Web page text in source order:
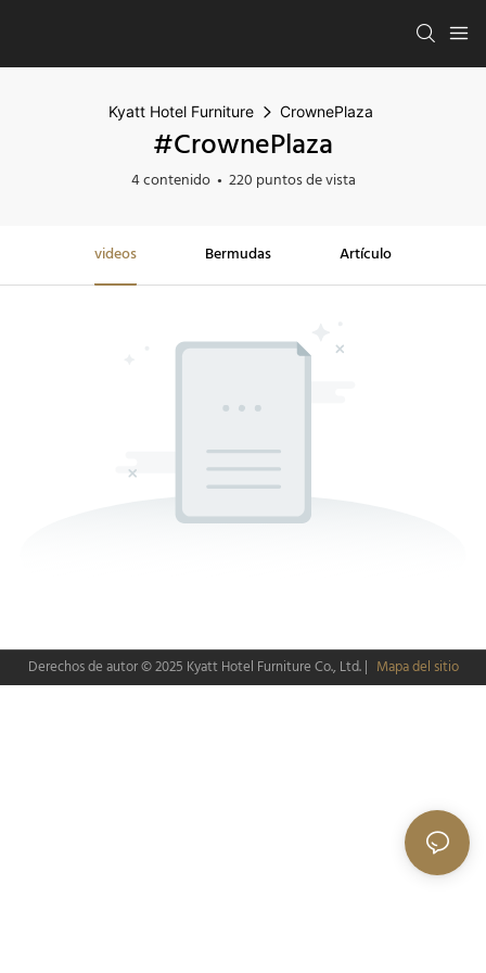
Kyatt Hotel Furniture CrownePlaza
#CrownePlaza
4 contenido 220 puntos de vista
videos Bermudas Artículo
Derechos de autor © 2025 Kyatt Hotel Furniture Co., Ltd.| Mapa del sitio